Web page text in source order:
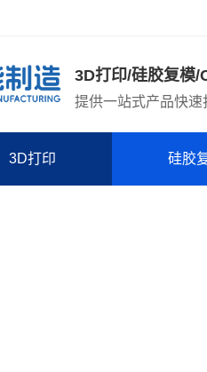
3D打印/硅胶复模/
提供一站式产品快
3D打印 硅胶